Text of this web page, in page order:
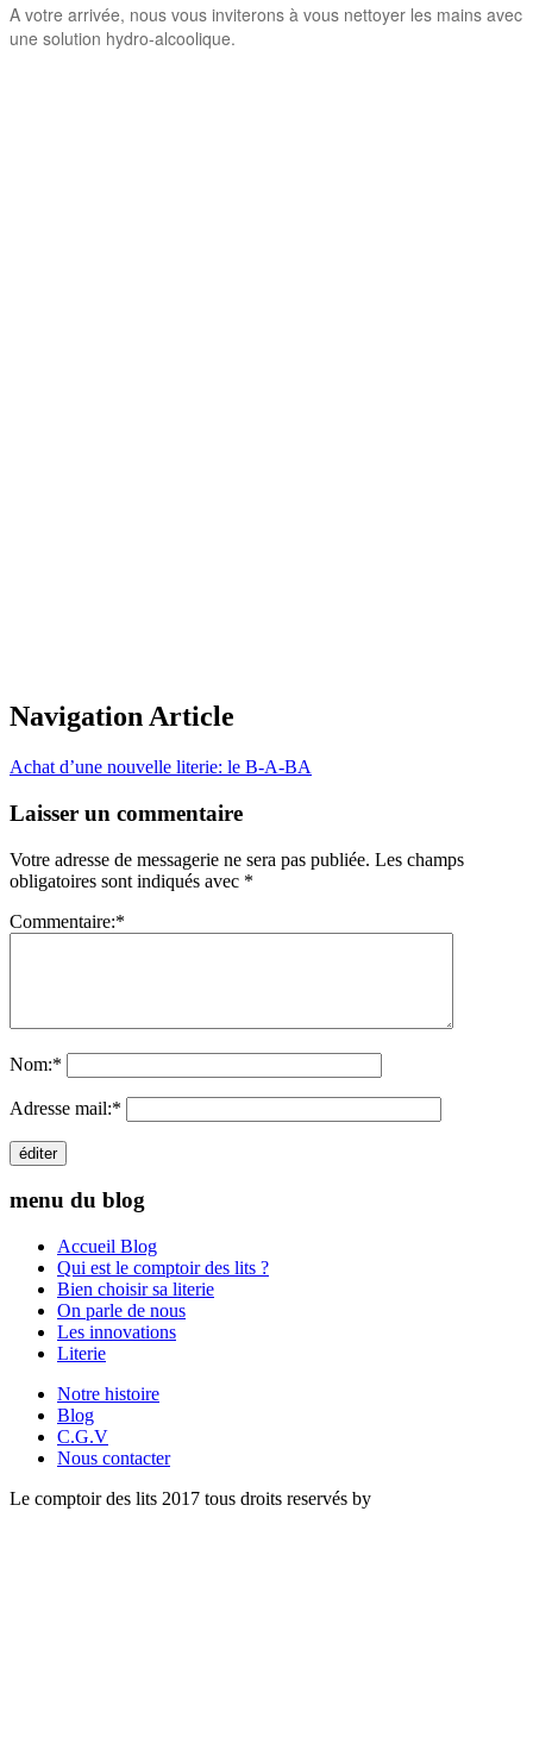
A votre arrivée, nous vous inviterons à vous nettoyer les mains avec
une solution hydro-alcoolique.
Navigation Article
Achat d’une nouvelle literie: le B-A-BA
Laisser un commentaire
Votre adresse de messagerie ne sera pas publiée. Les champs
obligatoires sont indiqués avec *
Commentaire:*
Nom:*
Adresse mail:*
menu du blog
Accueil Blog
Qui est le comptoir des lits ?
Bien choisir sa literie
On parle de nous
Les innovations
Literie
Notre histoire
Blog
C.G.V
Nous contacter
Le comptoir des lits 2017 tous droits reservés by